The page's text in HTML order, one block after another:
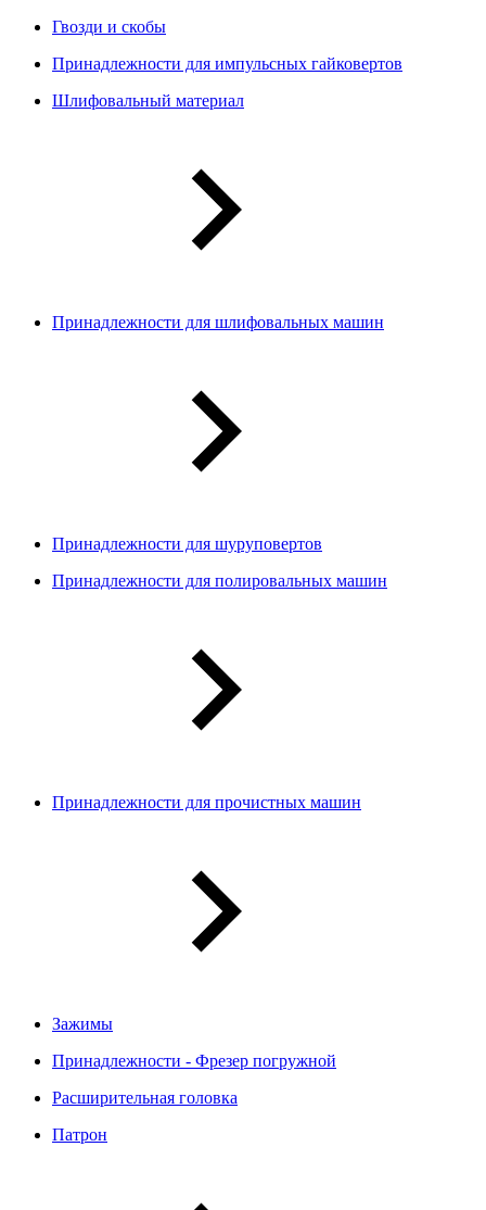
Гвозди и скобы
Принадлежности для импульсных гайковертов
Шлифовальный материал
Принадлежности для шлифовальных машин
Принадлежности для шуруповертов
Принадлежности для полировальных машин
Принадлежности для прочистных машин
Зажимы
Принадлежности - Фрезер погружной
Расширительная головка
Патрон